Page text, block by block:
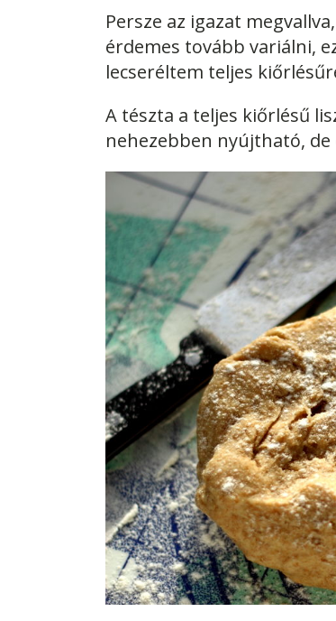
Persze az igazat
érdemes tovább variálni,
lecseréltem teljes
A tészta a teljes kiőrlésű
nehezebben nyújtható, de